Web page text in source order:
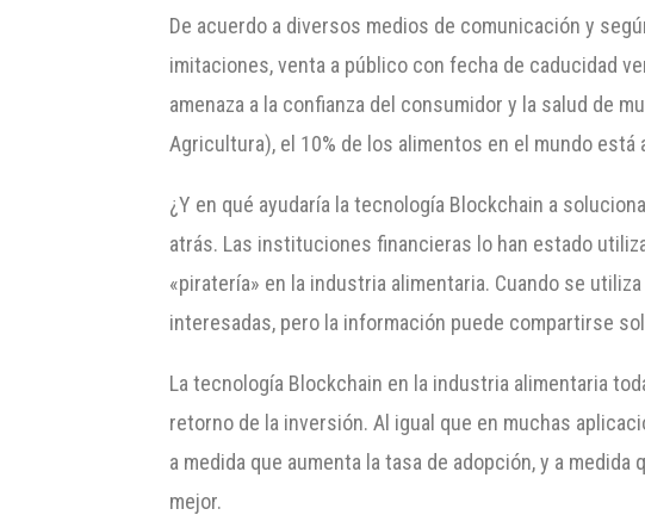
De acuerdo a diversos medios de comunicación y
imitaciones, venta a público con fecha de caducidad
amenaza a la confianza del consumidor y la salud de
Agricultura), el 10% de los alimentos en el mundo está
¿Y en qué ayudaría la tecnología Blockchain a
atrás. Las instituciones financieras lo han estado
«piratería» en la industria alimentaria. Cuando se
interesadas, pero la información puede compartirse
La tecnología Blockchain en la industria alimentaria
retorno de la inversión. Al igual que en muchas
a medida que aumenta la tasa de adopción, y a
mejor.